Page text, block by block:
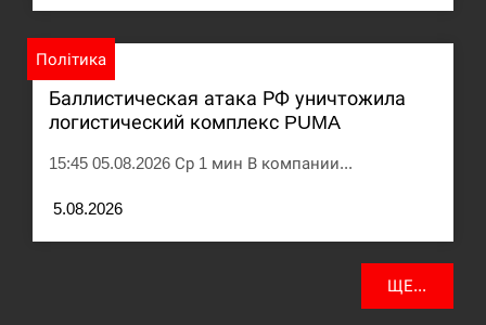
Політика
Баллистическая атака РФ уничтожила
логистический комплекс PUMA
15:45 05.08.2026 Ср 1 мин В компании...
5.08.2026
ЩЕ...